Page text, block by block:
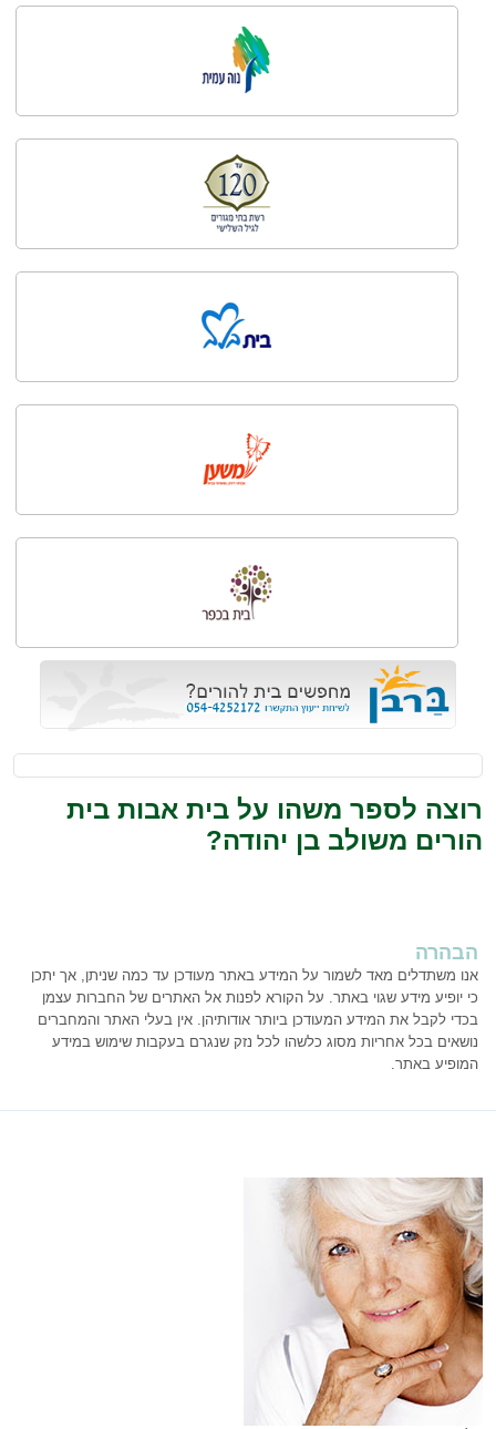
רוצה לספר משהו על בית אבות בית
הורים משולב בן יהודה?
הבהרה
אנו משתדלים מאד לשמור על המידע באתר מעודכן עד כמה שניתן, אך יתכן
כי יופיע מידע שגוי באתר. על הקורא לפנות אל האתרים של החברות עצמן
בכדי לקבל את המידע המעודכן ביותר אודותיהן. אין בעלי האתר והמחברים
נושאים בכל אחריות מסוג כלשהו לכל נזק שנגרם בעקבות שימוש במידע
המופיע באתר.